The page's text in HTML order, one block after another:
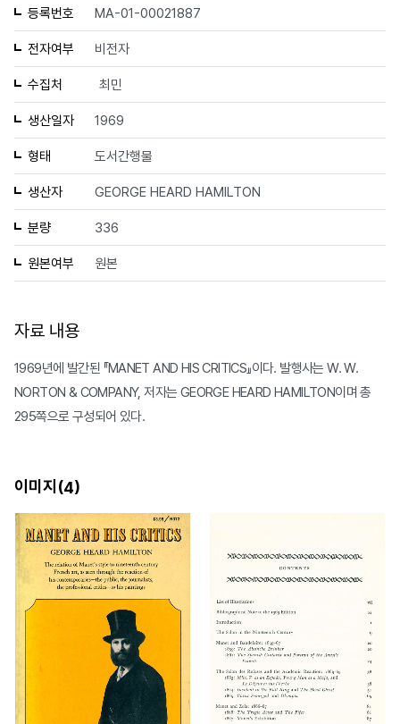
등록번호 MA-01-00021887
전자여부 비전자
수집처 최민
생산일자 1969
형태 도서간행물
생산자 GEORGE HEARD HAMILTON
분량 336
원본여부 원본
자료 내용
1969년에 발간된 『MANET AND HIS CRITICS』이다. 발행사는 W. W.
NORTON & COMPANY, 저자는 GEORGE HEARD HAMILTON이며 총
295쪽으로 구성되어 있다.
이미지(4)